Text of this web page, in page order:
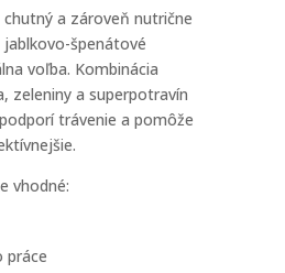
chutný a zároveň nutrične
špenátové
voľba. Kombinácia
zeleniny a superpotravín
trávenie a pomôže
vhodné:
práce